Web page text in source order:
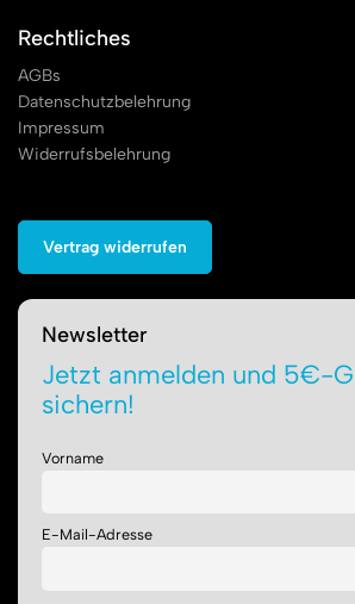
Rechtliches
AGBs
Datenschutzbelehrung
Impressum
Widerrufsbelehrung
Vertrag widerrufen
Newsletter
Jetzt anmelden und 5€-
sichern!
Vorname
E-Mail-Adresse